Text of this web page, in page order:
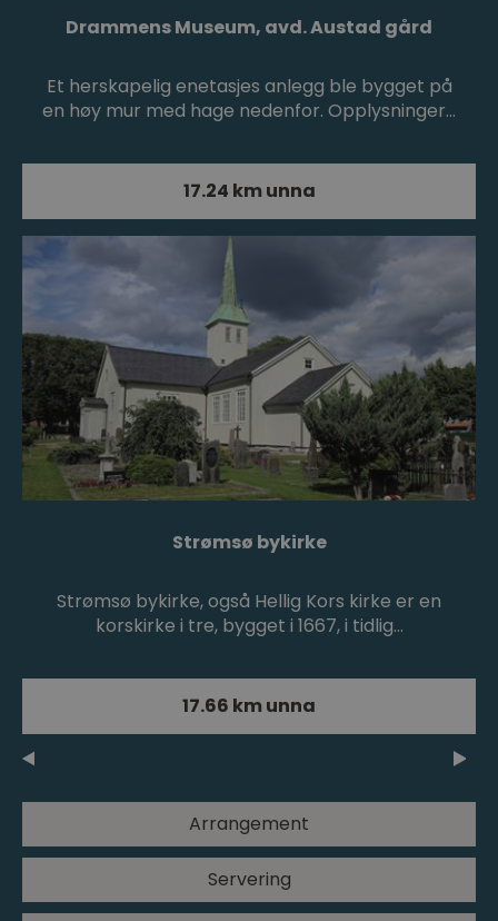
Drammens Museum, avd. Austad gård
Et herskapelig enetasjes anlegg ble bygget på
en høy mur med hage nedenfor. Opplysninger…
17.24 km unna
Strømsø bykirke
Strømsø bykirke, også Hellig Kors kirke er en
korskirke i tre, bygget i 1667, i tidlig…
17.66 km unna
Arrangement
Servering